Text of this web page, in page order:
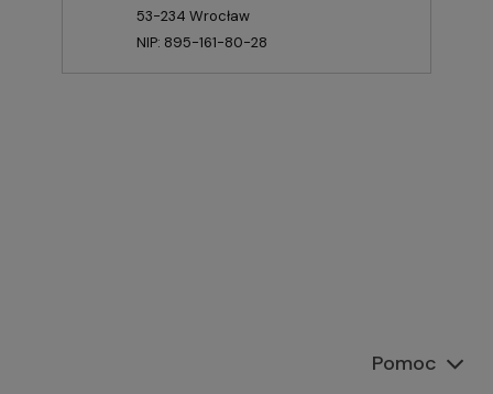
53-234 Wrocław
NIP: 895-161-80-28
Pomoc